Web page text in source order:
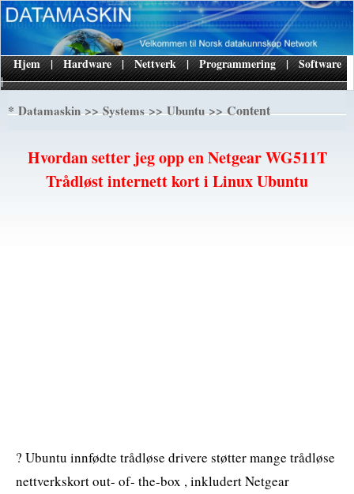
|
Hjem | Hardware | Nettverk | Programmering | Software
*Datamaskin>>Systems>>Ubuntu>> Content
Hvordan setter jeg opp en Netgear WG511T
Trådløst internett kort i Linux Ubuntu
? Ubuntu innfødte trådløse drivere støtter mange trådløse
nettverkskort out- of- the-box , inkludert Netgear